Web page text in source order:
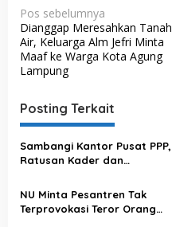
N
a
v
i
g
a
s
i
p
o
Pos sebelumnya
Dianggap Meresahkan Tanah
Air, Keluarga Alm Jefri Minta
Maaf ke Warga Kota Agung
Lampung
Posting Terkait
Sambangi Kantor Pusat PPP,
Ratusan Kader dan
Monoarfa Mundur dari
Jabatan Ketum
NU Minta Pesantren Tak
Terprovokasi Teror Orang